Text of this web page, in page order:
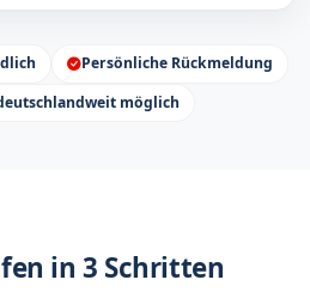
Persönliche Rückmeldung
möglich
in 3 Schritten